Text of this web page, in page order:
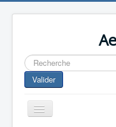
Rechercher
Valider
Toggle
Navigation